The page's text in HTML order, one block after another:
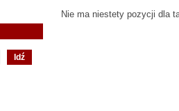
Nie ma niestety pozycji dla